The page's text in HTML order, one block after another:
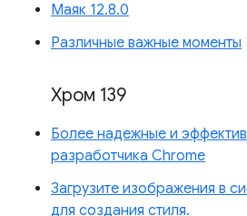
Маяк 12.8.0
Различные важные моменты
Хром 139
Более надежные и
разработчика Chrome
Загрузите изображения в
для создания стиля.